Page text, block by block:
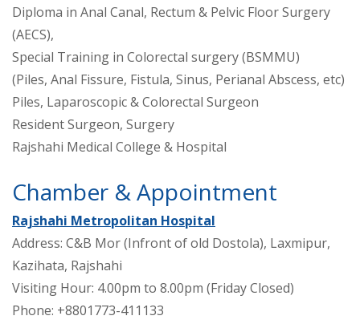
Diploma in Anal Canal, Rectum & Pelvic Floor Surgery
(AECS),
Special Training in Colorectal surgery (BSMMU)
(Piles, Anal Fissure, Fistula, Sinus, Perianal Abscess, etc)
Piles, Laparoscopic & Colorectal Surgeon
Resident Surgeon, Surgery
Rajshahi Medical College & Hospital
Chamber & Appointment
Rajshahi Metropolitan Hospital
Address: C&B Mor (Infront of old Dostola), Laxmipur,
Kazihata, Rajshahi
Visiting Hour: 4.00pm to 8.00pm (Friday Closed)
Phone: +8801773-411133